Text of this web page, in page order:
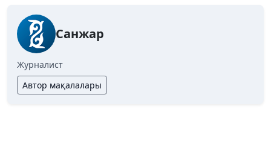
Санжар
Журналист
Автор мақалалары